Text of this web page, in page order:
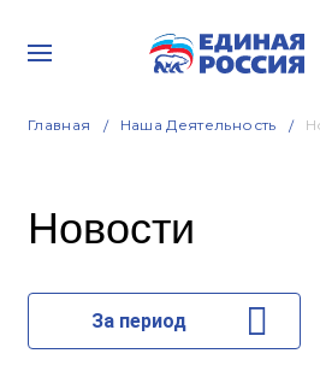
Главная Наша Деятельность
Новости
За период